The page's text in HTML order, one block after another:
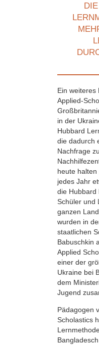
Ein weiteres
Applied-
in der
Hubbard
die dadurch
Nachfrage
heute
jedes Jahr
die Hubbard
Schüler und
ganzen
wurden in
staatlichen
Babuschkin
Applied
einer der
Ukraine bei
dem
Jugend
Pädagogen
Scholastics